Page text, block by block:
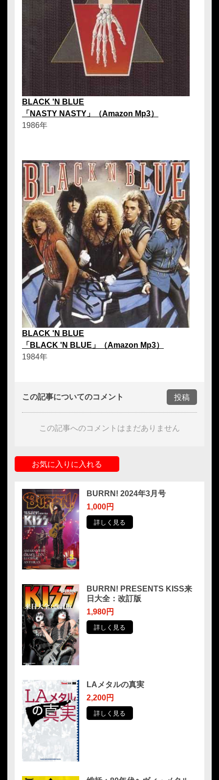
BLACK 'N BLUE
「NASTY NASTY」（Amazon Mp3）
1986年
BLACK 'N BLUE
「BLACK 'N BLUE」（Amazon Mp3）
1984年
この記事についてのコメント 投稿
この記事へのコメントはまだありません
お気に入りに入れる
BURRN! 2024年3月号
1,000円
詳しく見る
BURRN! PRESENTS KISS来
日大全：改訂版
1,980円
詳しく見る
LAメタルの真実
2,200円
詳しく見る